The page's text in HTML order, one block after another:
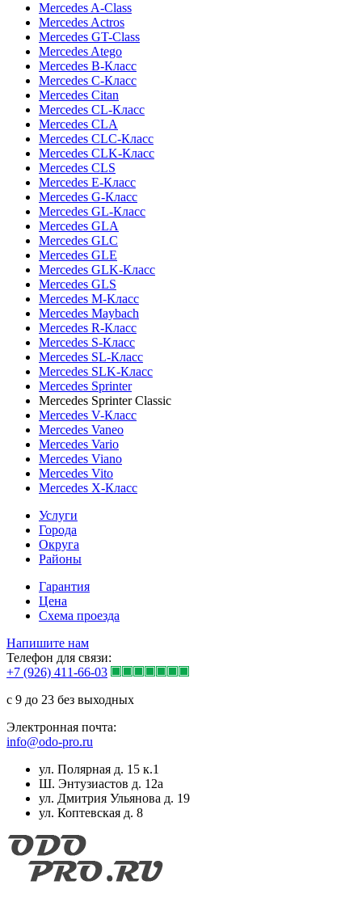
Mercedes A-Class
Mercedes Actros
Mercedes GT-Class
Mercedes Atego
Mercedes B-Класс
Mercedes C-Класс
Mercedes Citan
Mercedes CL-Класс
Mercedes CLA
Mercedes CLC-Класс
Mercedes CLK-Класс
Mercedes CLS
Mercedes E-Класс
Mercedes G-Класс
Mercedes GL-Класс
Mercedes GLA
Mercedes GLC
Mercedes GLE
Mercedes GLK-Класс
Mercedes GLS
Mercedes M-Класс
Mercedes Maybach
Mercedes R-Класс
Mercedes S-Класс
Mercedes SL-Класс
Mercedes SLK-Класс
Mercedes Sprinter
Mercedes Sprinter Classic
Mercedes V-Класс
Mercedes Vaneo
Mercedes Vario
Mercedes Viano
Mercedes Vito
Mercedes X-Класс
Услуги
Города
Округа
Районы
Гарантия
Цена
Схема проезда
Напишите нам
Телефон для связи:
+7 (926) 411-66-03
с 9 до 23 без выходных
Электронная почта:
info@odo-pro.ru
ул. Полярная д. 15 к.1
Ш. Энтузиастов д. 12а
ул. Дмитрия Ульянова д. 19
ул. Коптевская д. 8